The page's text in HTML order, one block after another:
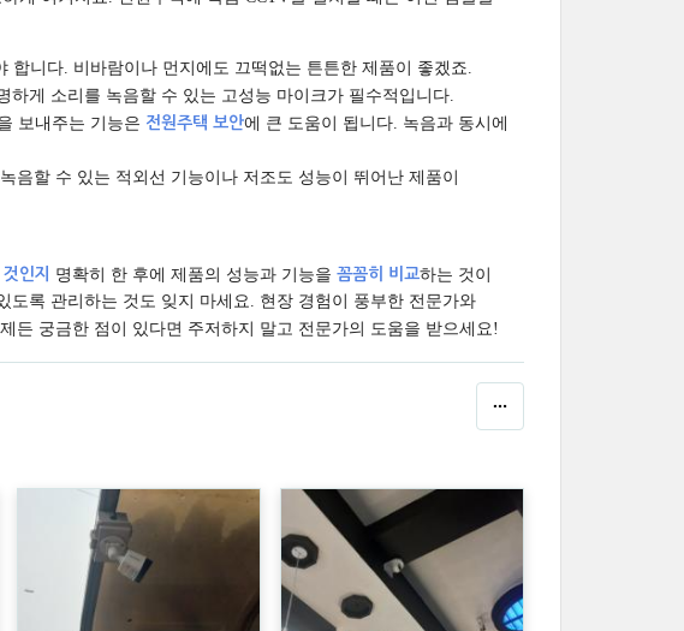
합니다. 비바람이나 먼지에도 끄떡없는 튼튼한 제품이 좋겠죠.
게 소리를 녹음할 수 있는 고성능 마이크가 필수적입니다.
보내주는 기능은 전원주택 보안에 큰 도움이 됩니다. 녹음과 동시에
할 수 있는 적외선 기능이나 저조도 성능이 뛰어난 제품이
인지 명확히 한 후에 제품의 성능과 기능을 꼼꼼히 비교하는 것이
록 관리하는 것도 잊지 마세요. 현장 경험이 풍부한 전문가와
든 궁금한 점이 있다면 주저하지 말고 전문가의 도움을 받으세요!